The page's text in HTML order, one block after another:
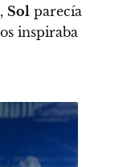
Sol parecía
inspiraba